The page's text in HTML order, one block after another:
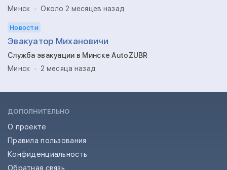
Минск
Около 2 месяцев назад
Новости
Эвакуатор Михановичи
Служба эвакуации в Минске AutoZUBR
Минск
2 месяца назад
ДОПОЛНИТЕЛЬНО
О проекте
Правила пользования
Конфиденциальность
Обратная связь